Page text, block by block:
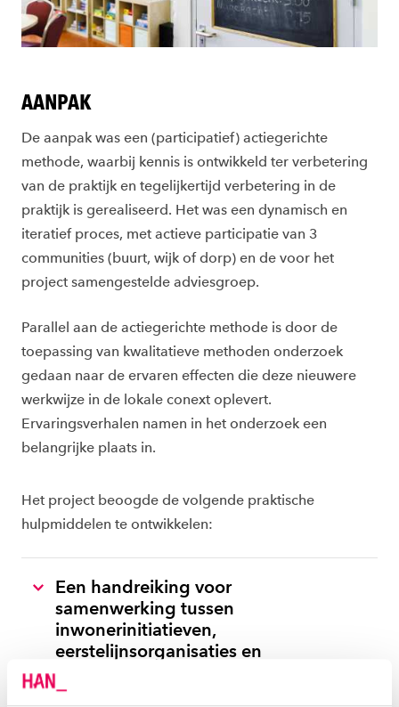
AANPAK
De aanpak was een (participatief) actiegerichte
methode, waarbij kennis is ontwikkeld ter verbetering
van de praktijk en tegelijkertijd verbetering in de
praktijk is gerealiseerd. Het was een dynamisch en
iteratief proces, met actieve participatie van 3
communities (buurt, wijk of dorp) en de voor het
project samengestelde adviesgroep.
Parallel aan de actiegerichte methode is door de
toepassing van kwalitatieve methoden onderzoek
gedaan naar de ervaren effecten die deze nieuwere
werkwijze in de lokale conext oplevert.
Ervaringsverhalen namen in het onderzoek een
belangrijke plaats in.
Het project beoogde de volgende praktische
hulpmiddelen te ontwikkelen:
Een handreiking voor
samenwerking tussen
inwonerinitiatieven,
eerstelijnsorganisaties en